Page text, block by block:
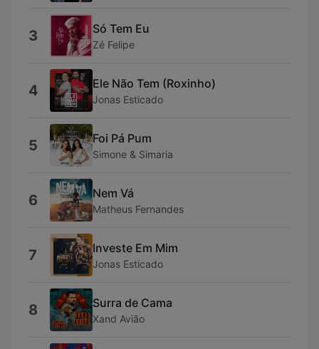
3 Só Tem Eu
Zé Felipe
4 Ele Não Tem (Roxinho)
Jonas Esticado
5 Foi Pá Pum
Simone & Simaria
6 Nem Vá
Matheus Fernandes
7 Investe Em Mim
Jonas Esticado
8 Surra de Cama
Xand Avião